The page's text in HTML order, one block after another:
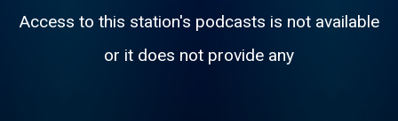
Access to this station's podcasts is not available
or it does not provide any